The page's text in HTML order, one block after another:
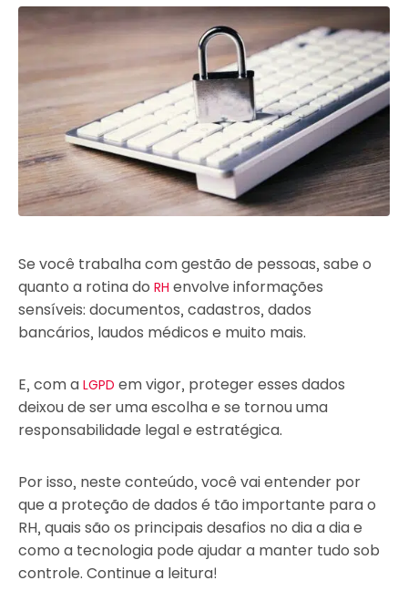
Se você trabalha com gestão de pessoas, sabe o
quanto a rotina do RH envolve informações
sensíveis: documentos, cadastros, dados
bancários, laudos médicos e muito mais.
E, com a LGPD em vigor, proteger esses dados
deixou de ser uma escolha e se tornou uma
responsabilidade legal e estratégica.
Por isso, neste conteúdo, você vai entender por
que a proteção de dados é tão importante para o
RH, quais são os principais desafios no dia a dia e
como a tecnologia pode ajudar a manter tudo sob
controle. Continue a leitura!